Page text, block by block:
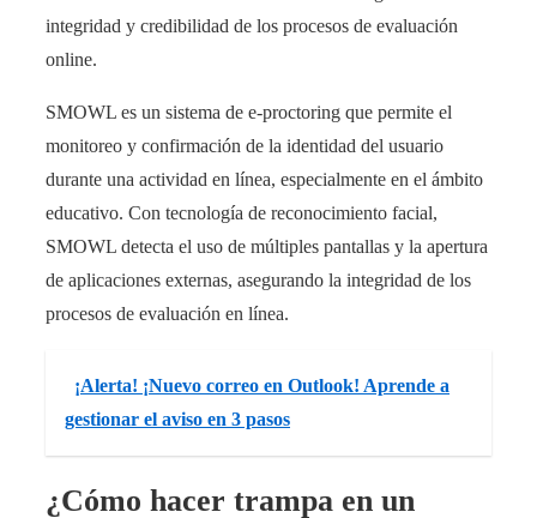
integridad y credibilidad de los procesos de evaluación
online.
SMOWL es un sistema de e-proctoring que permite el
monitoreo y confirmación de la identidad del usuario
durante una actividad en línea, especialmente en el ámbito
educativo. Con tecnología de reconocimiento facial,
SMOWL detecta el uso de múltiples pantallas y la apertura
de aplicaciones externas, asegurando la integridad de los
procesos de evaluación en línea.
¡Alerta! ¡Nuevo correo en Outlook! Aprende a
gestionar el aviso en 3 pasos
¿Cómo hacer trampa en un